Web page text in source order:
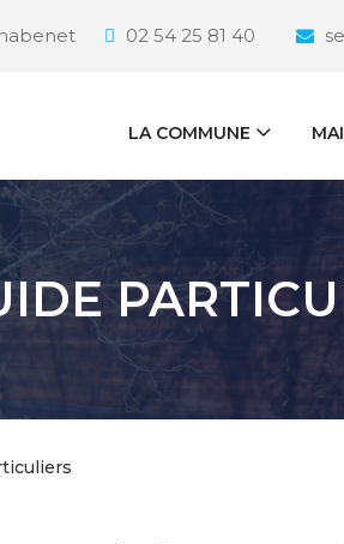
02 54 25 81 40
LA COMMUNE